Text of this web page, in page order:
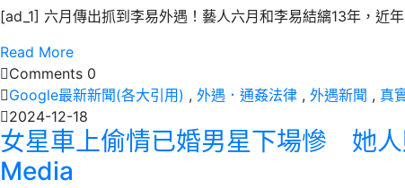
[ad_1] 六月傳出抓到李易外遇！藝人六月和李易結縭13年，
Read More
Comments 0
Google最新新聞(各大引用) , 外遇．通姦法律 , 外遇新聞 , 真
2024-12-18
女星車上偷情已婚男星下場慘 她
Media